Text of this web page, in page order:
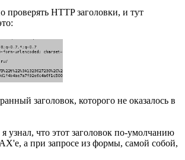
проверять HTTP заголовки, и тут
заголовок, которого не оказалось в
узнал, что этот заголовок по-умолчанию
а при запросе из формы, самой собой,